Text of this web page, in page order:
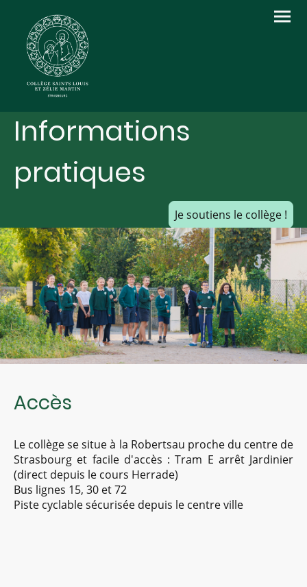
Informations
pratiques
Je soutiens le collège !
Accès
Le collège se situe à la Robertsau proche du centre de
Strasbourg et facile d'accès : Tram E arrêt Jardinier
(direct depuis le cours Herrade)
Bus lignes 15, 30 et 72
Piste cyclable sécurisée depuis le centre ville